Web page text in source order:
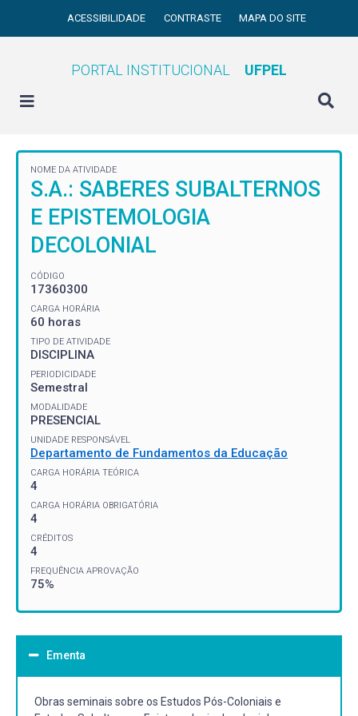
ACESSIBILIDADE CONTRASTE MAPA DO SITE
PORTAL INSTITUCIONAL UFPEL
NOME DA ATIVIDADE
S.A.: SABERES SUBALTERNOS
E EPISTEMOLOGIA
DECOLONIAL
CÓDIGO
17360300
CARGA HORÁRIA
60 horas
TIPO DE ATIVIDADE
DISCIPLINA
PERIODICIDADE
Semestral
MODALIDADE
PRESENCIAL
UNIDADE RESPONSÁVEL
Departamento de Fundamentos da Educação
CARGA HORÁRIA TEÓRICA
4
CARGA HORÁRIA OBRIGATÓRIA
4
CRÉDITOS
4
FREQUÊNCIA APROVAÇÃO
75%
Ementa
Obras seminais sobre os Estudos Pós-Coloniais e